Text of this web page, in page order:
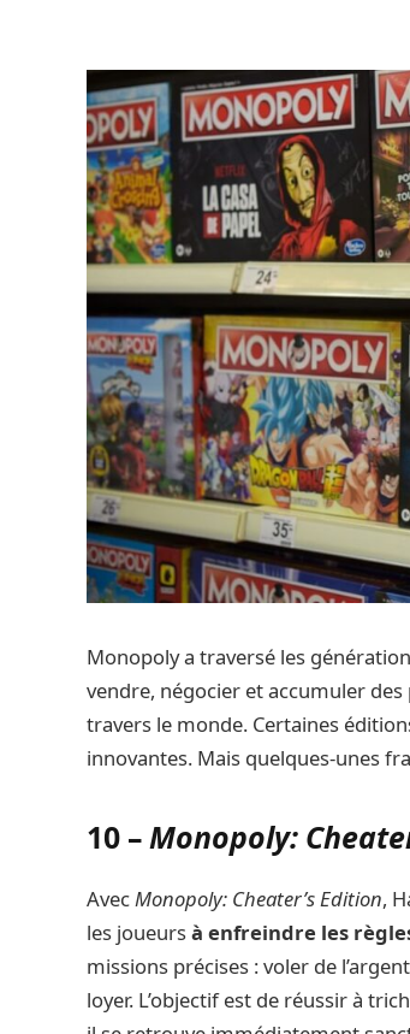
Monopoly a traversé les
vendre, négocier et accumuler
travers le monde. Certaines
innovantes. Mais quelques-unes
10 –Monopoly:
AvecMonopoly: Cheater’s Edition,
les joueursà enfreindre les
missions précises : voler de
loyer. L’objectif est de réussir à